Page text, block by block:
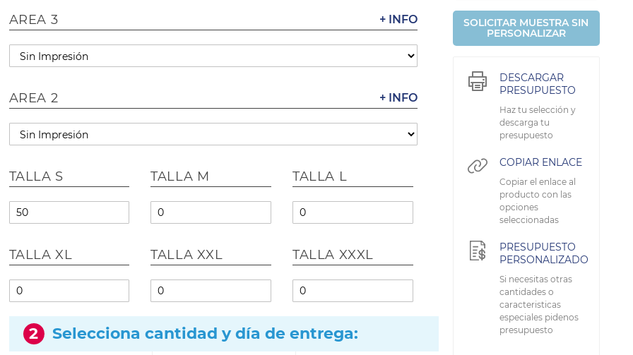
+ INFO
AREA 3
+ INFO
AREA 2
TALLA S TALLA M TALLA L
TALLA XL TALLA XXL TALLA XXXL
2 Selecciona cantidad y día de entrega:
SOLICITAR MUESTRA SIN
PERSONALIZAR
DESCARGAR
PRESUPUESTO
Haz tu selección y
descarga tu
presupuesto
COPIAR ENLACE
Copiar el enlace al
producto con las
opciones
seleccionadas
PRESUPUESTO
PERSONALIZADO
Si necesitas otras
cantidades o
caracteristicas
especiales pidenos
presupuesto